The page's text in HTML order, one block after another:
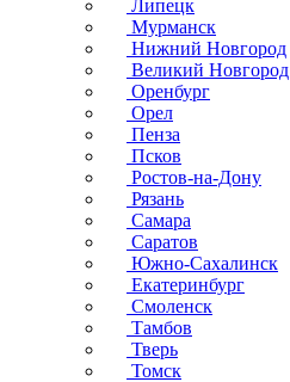
Липецк
Мурманск
Нижний Новгород
Великий Новгород
Оренбург
Орел
Пенза
Псков
Ростов-на-Дону
Рязань
Самара
Саратов
Южно-Сахалинск
Екатеринбург
Смоленск
Тамбов
Тверь
Томск